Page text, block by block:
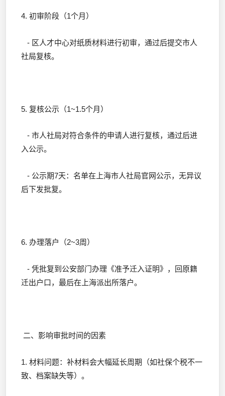
4. 初审阶段（1个月）
- 区人才中心对纸质材料进行初审，通过后提交市人
社局复核。
5. 复核公示（1~1.5个月）
- 市人社局对符合条件的申请人进行复核，通过后进
入公示。
- 公示期7天：名单在上海市人社局官网公示，无异议
后下发批复。
6. 办理落户（2~3周）
- 凭批复到公安部门办理《准予迁入证明》，回原籍
迁出户口，最后在上海派出所落户。
二、影响审批时间的因素
1. 材料问题：补材料会大幅延长周期（如社保个税不一
致、档案缺失等）。